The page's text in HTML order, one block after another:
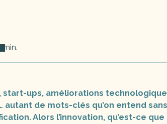
min.
start-ups, améliorations
autant de mots-clés qu’on entend
Alors l’innovation, qu’est-ce